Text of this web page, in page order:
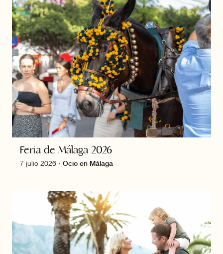
Feria de Málaga 2026
7 julio 2026 · Ocio en Málaga